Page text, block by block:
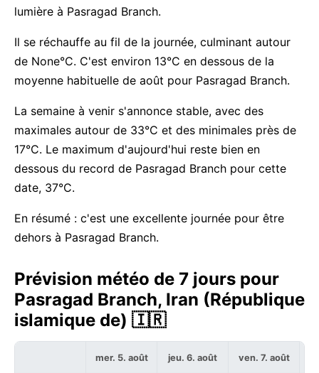
lumière à Pasragad Branch.
Il se réchauffe au fil de la journée, culminant autour
de None°C. C'est environ 13°C en dessous de la
moyenne habituelle de août pour Pasragad Branch.
La semaine à venir s'annonce stable, avec des
maximales autour de 33°C et des minimales près de
17°C. Le maximum d'aujourd'hui reste bien en
dessous du record de Pasragad Branch pour cette
date, 37°C.
En résumé : c'est une excellente journée pour être
dehors à Pasragad Branch.
Prévision météo de 7 jours pour
Pasragad Branch, Iran (République
islamique de) 🇮🇷
mer. 5. août jeu. 6. août ven. 7. août